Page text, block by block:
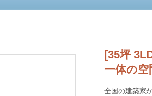
[35坪
一体の
全国の建築家